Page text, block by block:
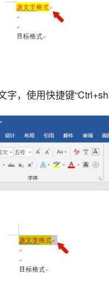
，使用快捷键